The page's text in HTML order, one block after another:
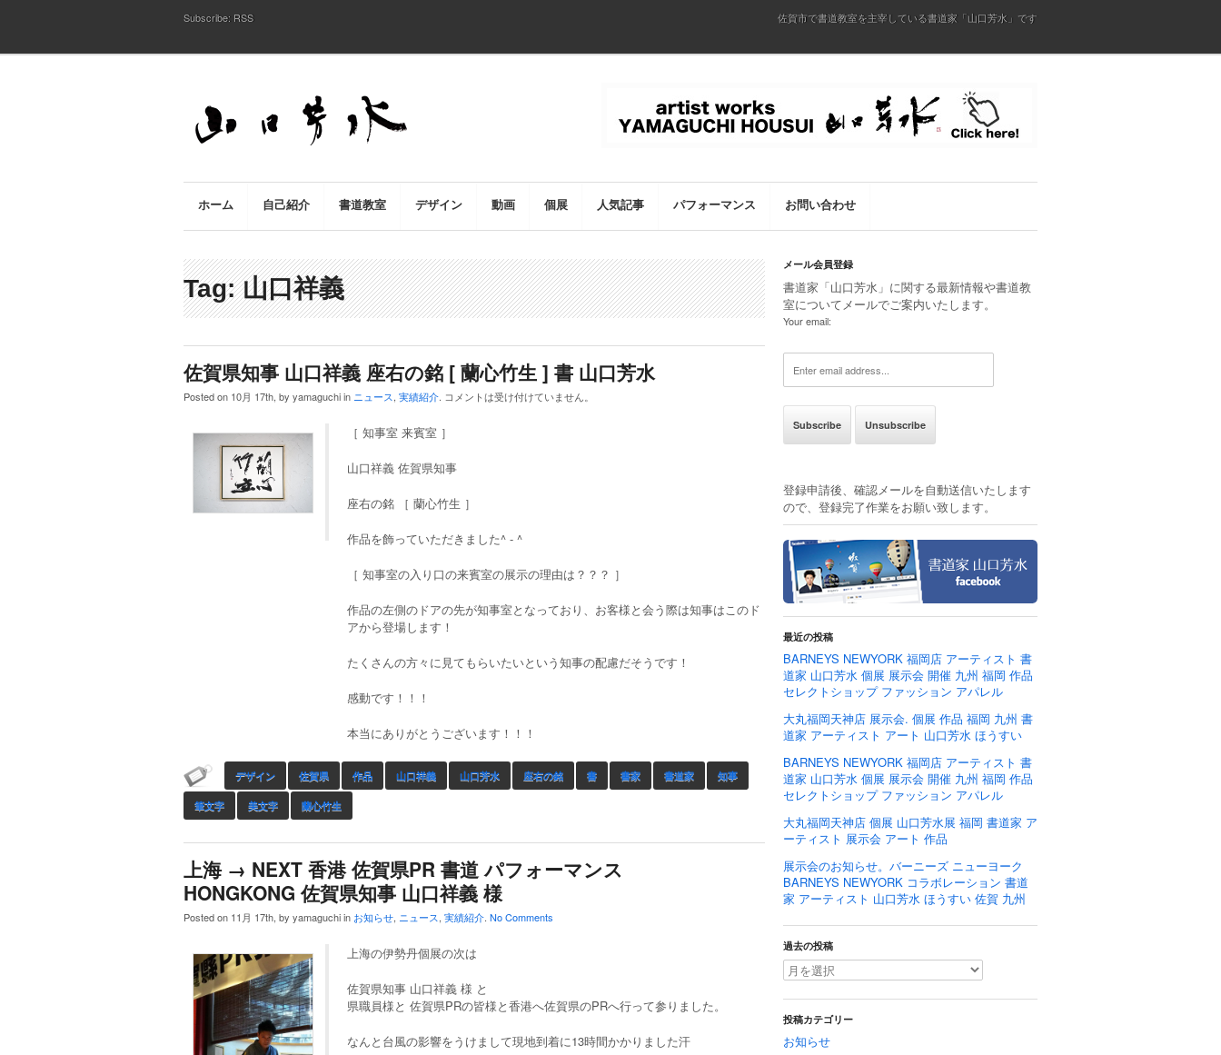
Subscribe: RSS 佐賀市で書道教室を主宰している書道家「山口芳水」です
ホーム 自己紹介 書道教室 デザイン 動画 個展 人気記事 パフォーマンス お問い合わせ
Tag: 山口祥義
佐賀県知事 山口祥義 座右の銘 [ 蘭心竹生 ] 書 山口芳水
Posted on 10月 17th, by yamaguchi in ニュース, 実績紹介. コメントは受け付けていません。
［ 知事室 来賓室 ］
山口祥義 佐賀県知事
座右の銘 ［ 蘭心竹生 ］
作品を飾っていただきました^ - ^
［ 知事室の入り口の来賓室の展示の理由は？？？ ］
作品の左側のドアの先が知事室となっており、お客様と会う際は知事はこのド
アから登場します！
たくさんの方々に見てもらいたいという知事の配慮だそうです！
感動です！！！
本当にありがとうございます！！！
デザイン 佐賀県 作品 山口祥義 山口芳水 座右の銘 書 書家 書道家 知事
筆文字 美文字 蘭心竹生
上海 → NEXT 香港 佐賀県PR 書道 パフォーマンス
HONGKONG 佐賀県知事 山口祥義 様
Posted on 11月 17th, by yamaguchi in お知らせ, ニュース, 実績紹介. No Comments
上海の伊勢丹個展の次は
佐賀県知事 山口祥義 様 と
県職員様と 佐賀県PRの皆様と香港へ佐賀県のPRへ行って参りました。
なんと台風の影響をうけまして現地到着に13時間かかりました汗
メール会員登録
書道家「山口芳水」に関する最新情報や書道教
室についてメールでご案内いたします。
Your email:
登録申請後、確認メールを自動送信いたします
ので、登録完了作業をお願い致します。
最近の投稿
BARNEYS NEWYORK 福岡店 アーティスト 書
道家 山口芳水 個展 展示会 開催 九州 福岡 作品
セレクトショップ ファッション アパレル
大丸福岡天神店 展示会. 個展 作品 福岡 九州 書
道家 アーティスト アート 山口芳水 ほうすい
BARNEYS NEWYORK 福岡店 アーティスト 書
道家 山口芳水 個展 展示会 開催 九州 福岡 作品
セレクトショップ ファッション アパレル
大丸福岡天神店 個展 山口芳水展 福岡 書道家 ア
ーティスト 展示会 アート 作品
展示会のお知らせ。バーニーズ ニューヨーク
BARNEYS NEWYORK コラボレーション 書道
家 アーティスト 山口芳水 ほうすい 佐賀 九州
過去の投稿
投稿カテゴリー
お知らせ